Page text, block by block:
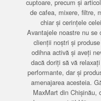
cuptoare, precum și
de cafea, mixere, filtre,
chiar și cerințele
Avantajele noastre nu se
clienții noștri și
odihna activă și aveți
dacă doriți să vă
performante, dar și
amenajarea acesteia.
MaxMart din Chișinău,